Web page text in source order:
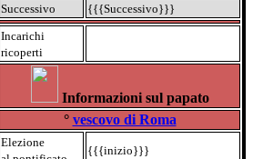
Successivo
{{{Successivo}}}
Incarichi
ricoperti
Informazioni sul papato
° vescovo di Roma
Elezione
{{{inizio}}}